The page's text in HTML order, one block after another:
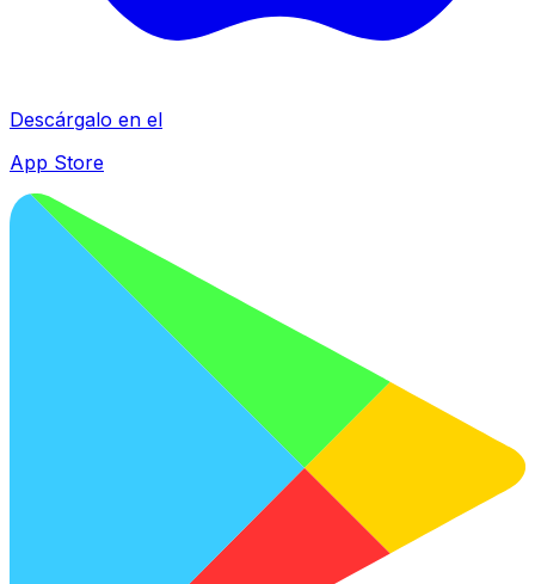
Descárgalo en el
App Store